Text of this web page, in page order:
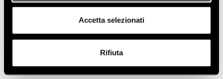
Accetta selezionati
Rifiuta